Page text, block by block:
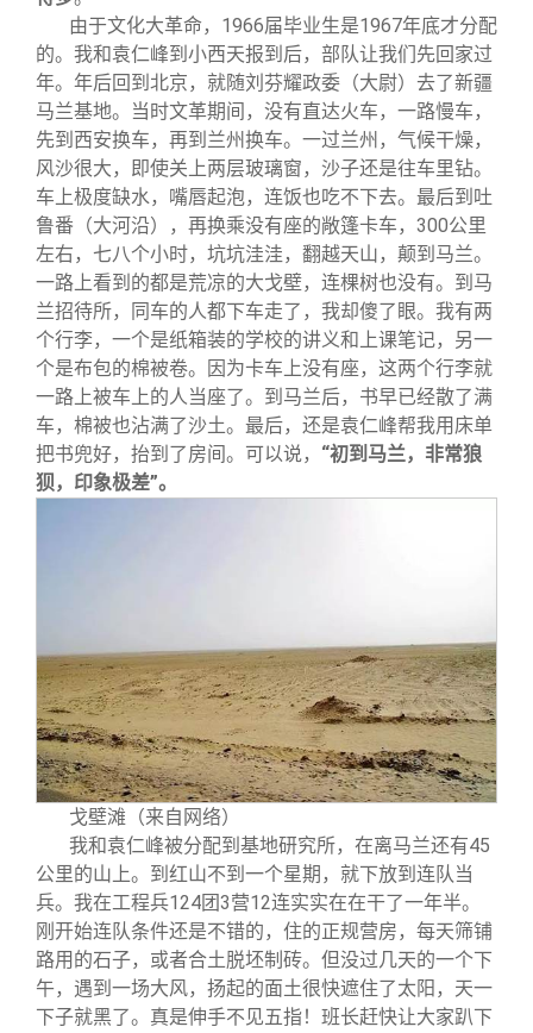
由于文化大革命，1966届毕业生是1967年底才分配
的。我和袁仁峰到小西天报到后，部队让我们先回家过
年。年后回到北京，就随刘芬耀政委（大尉）去了新疆
马兰基地。当时文革期间，没有直达火车，一路慢车，
先到西安换车，再到兰州换车。一过兰州，气候干燥，
风沙很大，即使关上两层玻璃窗，沙子还是往车里钻。
车上极度缺水，嘴唇起泡，连饭也吃不下去。最后到吐
鲁番（大河沿），再换乘没有座的敞篷卡车，300公里
左右，七八个小时，坑坑洼洼，翻越天山，颠到马兰。
一路上看到的都是荒凉的大戈壁，连棵树也没有。到马
兰招待所，同车的人都下车走了，我却傻了眼。我有两
个行李，一个是纸箱装的学校的讲义和上课笔记，另一
个是布包的棉被卷。因为卡车上没有座，这两个行李就
一路上被车上的人当座了。到马兰后，书早已经散了满
车，棉被也沾满了沙土。最后，还是袁仁峰帮我用床单
把书兜好，抬到了房间。可以说， “初到马兰，非常狼
狈，印象极差”。
戈壁滩（来自网络）
我和袁仁峰被分配到基地研究所，在离马兰还有45
公里的山上。到红山不到一个星期，就下放到连队当
兵。我在工程兵124团3营12连实实在在干了一年半。
刚开始连队条件还是不错的，住的正规营房，每天筛铺
路用的石子，或者合土脱坯制砖。但没过几天的一个下
午，遇到一场大风，扬起的面土很快遮住了太阳，天一
下子就黑了。真是伸手不见五指！班长赶快让大家趴下